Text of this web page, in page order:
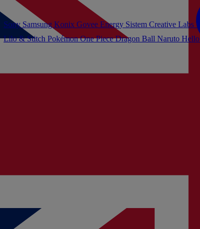
Lilo & Stitch PokémonOne PieceDragon Ball Naruto
Sony Samsung Konix Govee Energy Sistem Creative Labs